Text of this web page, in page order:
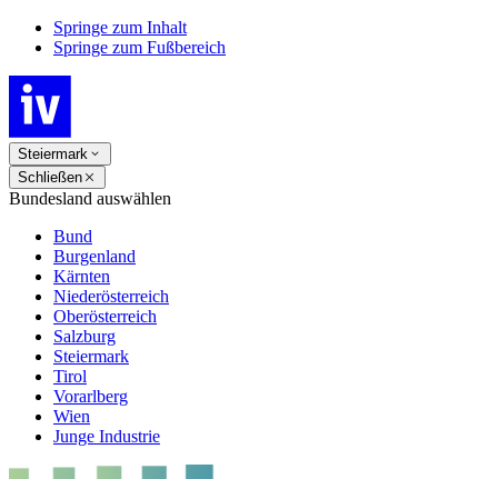
Springe zum Inhalt
Springe zum Fußbereich
Steiermark
Schließen
Bundesland auswählen
Bund
Burgenland
Kärnten
Niederösterreich
Oberösterreich
Salzburg
Steiermark
Tirol
Vorarlberg
Wien
Junge Industrie